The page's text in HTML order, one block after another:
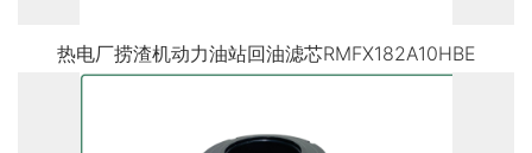
热电厂捞渣机动力油站回油滤芯RMFX182A10HBE